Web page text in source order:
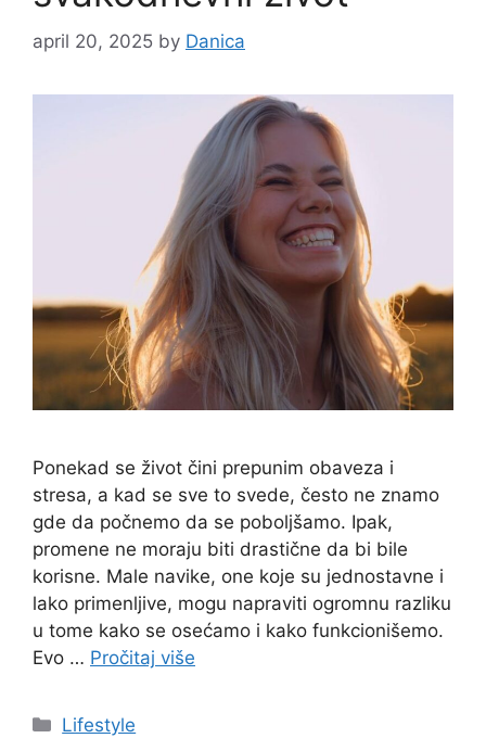
april 20, 2025 by Danica
Ponekad se život čini prepunim obaveza i
stresa, a kad se sve to svede, često ne znamo
gde da počnemo da se poboljšamo. Ipak,
promene ne moraju biti drastične da bi bile
korisne. Male navike, one koje su jednostavne i
lako primenljive, mogu napraviti ogromnu razliku
u tome kako se osećamo i kako funkcionišemo.
Evo … Pročitaj više
Categories
Lifestyle